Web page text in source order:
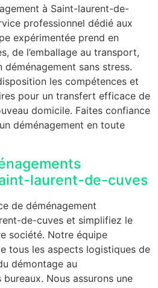
à Saint-laurent-de-
professionnel dédié aux
expérimentée prend en
de l’emballage au transport,
sans stress.
les compétences et
pour un transfert efficace de
domicile. Faites confiance
déménagement en toute
laurent-de-cuves
de déménagement
de-cuves et simplifiez le
société. Notre équipe
tous les aspects logistiques de
démontage au
Nous assurons une